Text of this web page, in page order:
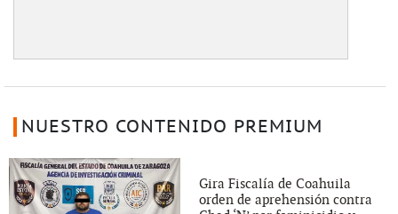
NUESTRO CONTENIDO PREMIUM
Gira Fiscalía de Coahuila
orden de aprehensión contra